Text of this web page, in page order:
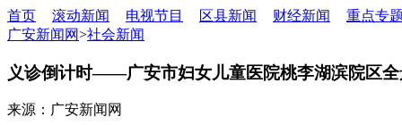
首页 滚动新闻 电视节目 区县新闻 财经新闻
重点专
广安新闻网>社会新闻
义诊倒计时——广安市妇女儿童医院桃李湖滨院区
来源：广安新闻网